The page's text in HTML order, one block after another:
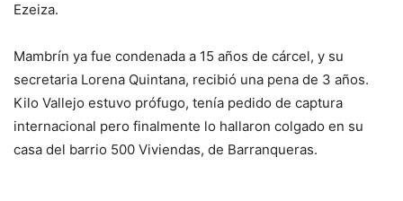
Ezeiza.
Mambrín ya fue condenada a 15 años de cárcel, y su
secretaria Lorena Quintana, recibió una pena de 3 años.
Kilo Vallejo estuvo prófugo, tenía pedido de captura
internacional pero finalmente lo hallaron colgado en su
casa del barrio 500 Viviendas, de Barranqueras.